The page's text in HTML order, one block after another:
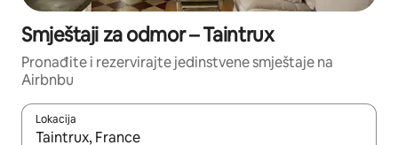
Smještaji za odmor – Taintrux
Pronađite i rezervirajte jedinstvene smještaje na
Airbnbu
Lokacija
Kada budu dostupni rezultati, moći ćete ih pregledati